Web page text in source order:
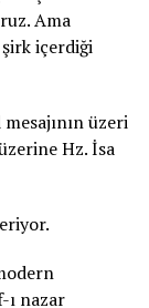
Ama
içerdiği
üzeri
Hz. İsa
ı nazar